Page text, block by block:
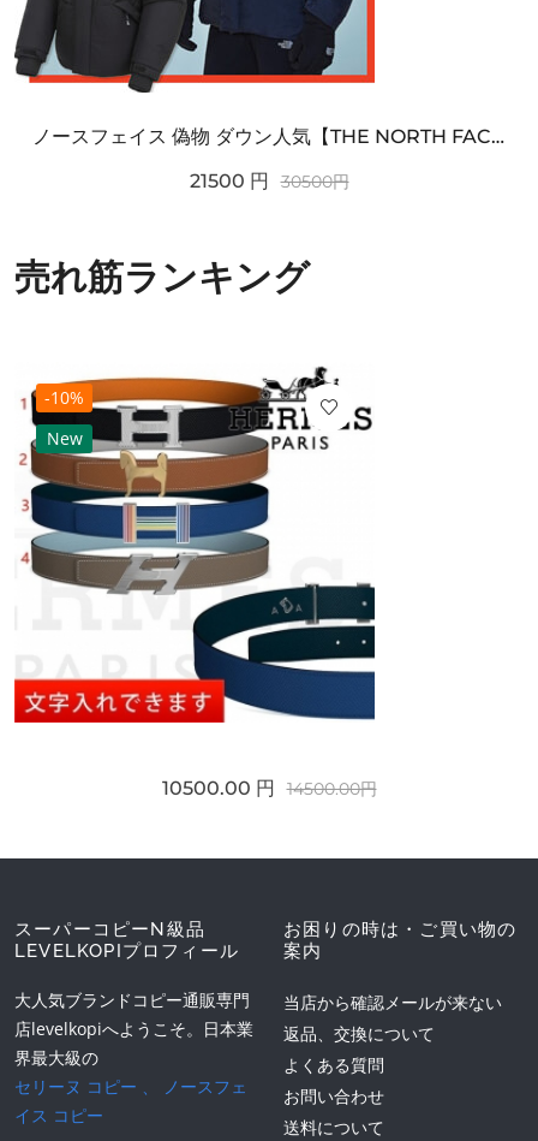
ノースフェイス 偽物 ダウン人気【THE NORTH FACE】M'S 7 SUMMIT HIM...
21500 円 30500円
売れ筋ランキング
-10%
New
10500.00 円 14500.00円
スーパーコピーN級品
LEVELKOPIプロフィール
大人気ブランドコピー通販専門
店levelkopiへようこそ。日本業
界最大級の
セリーヌ コピー 、
ノースフェ
イス コピー
お困りの時は・ご買い物の
案内
当店から確認メールが来ない
返品、交換について
よくある質問
お問い合わせ
送料について